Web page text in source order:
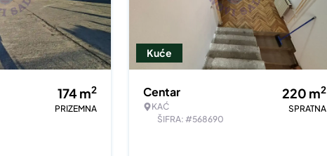
174m2
PRIZEMNA
Kuće
Centar
KAĆ
ŠIFRA: #568690
220 m2
SPRATNA